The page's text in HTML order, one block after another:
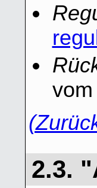
2.3.